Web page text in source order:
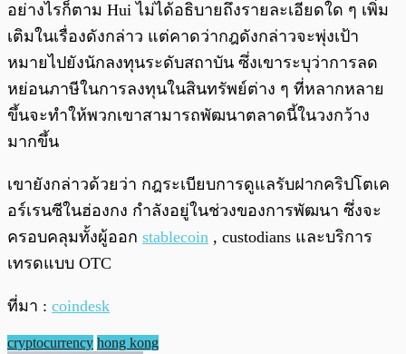
อย่างไรก็ตาม Hui ไม่ได้อธิบายถึงรายละเอียดใด ๆ เพิ่ม
เติมในเรื่องดังกล่าว แต่คาดว่ากฎดังกล่าวจะพุ่งเป้า
หมายไปยังนักลงทุนระดับสถาบัน ซึ่งเขาระบุว่าการลด
หย่อนภาษีในการลงทุนในสินทรัพย์ต่าง ๆ ที่หลากหลาย
ขึ้นจะทำให้พวกเขาสามารถพัฒนาตลาดนี้ในวงกว้าง
มากขึ้น
เขายังกล่าวด้วยว่า กฎระเบียบการดูแลรับฝากคริปโตเค
อร์เรนซีในฮ่องกง กำลังอยู่ในช่วงของการพัฒนา ซึ่งจะ
ครอบคลุมทั้งผู้ออก stablecoin , custodians และบริการ
เทรดแบบ OTC
ที่มา : coindesk
cryptocurrency hong kong